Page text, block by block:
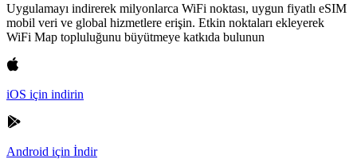
Uygulamayı indirerek milyonlarca WiFi noktası, uygun fiyatlı eSIM
mobil veri ve global hizmetlere erişin. Etkin noktaları ekleyerek
WiFi Map topluluğunu büyütmeye katkıda bulunun
iOS için indirin
Android için İndir